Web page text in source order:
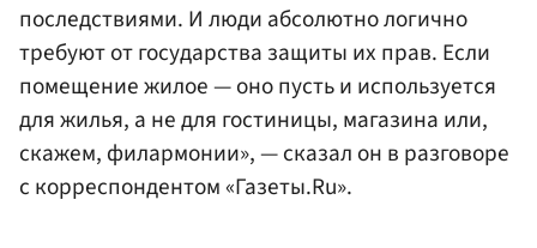
последствиями. И люди абсолютно логично
требуют от государства защиты их прав. Если
помещение жилое — оно пусть и используется
для жилья, а не для гостиницы, магазина или,
скажем, филармонии», — сказал он в разговоре
с корреспондентом «Газеты.Ru».